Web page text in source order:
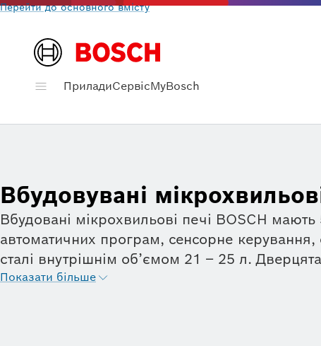
Перейти до основного вмісту
ПриладиСервісMyBosch
Вбудовувані
Вбудовані мікрохвильові печі BOSCH
автоматичних програм, сенсорне
сталі внутрішнім об’ємом 21 – 25 л.
кнопку. Мікрохвильовки вбудовуються в
Показати більше